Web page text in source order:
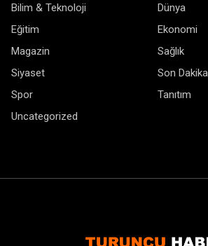
Bilim & Teknoloji
Dünya
Eğitim
Ekonomi
Magazin
Sağlık
Siyaset
Son Dakika
Spor
Tanıtım
Uncategorized